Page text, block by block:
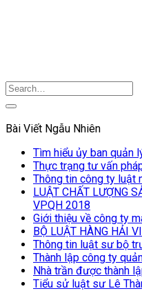
Bài Viết Ngẫu Nhiên
Tìm hiểu ủy ban quản
Thực trạng tư vấn
Thông tin công ty luật
LUẬT CHẤT LƯỢNG
VPQH 2018
Giới thiệu về công ty
BỘ LUẬT HÀNG HẢI
Thông tin luật sư bộ
Thành lập công ty
Nhà trần được thành
Tiểu sử luật sư Lê